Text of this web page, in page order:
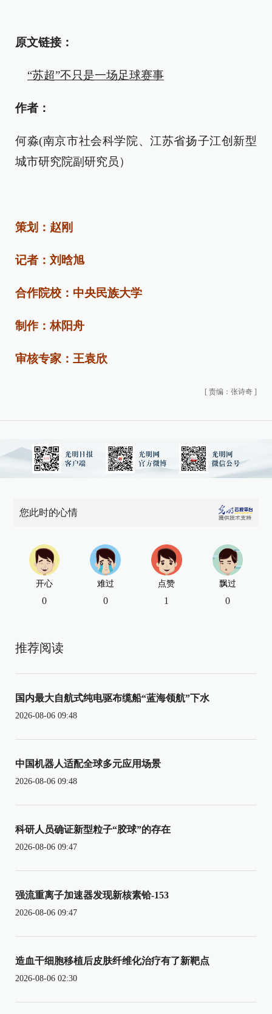
原文链接：
“苏超”不只是一场足球赛事
作者：
何淼(南京市社会科学院、江苏省扬子江创新型
城市研究院副研究员）
策划：赵刚
记者：刘晗旭
合作院校：中央民族大学
制作：林阳舟
审核专家：王袁欣
[ 责编：张诗奇 ]
您此时的心情
开心
0
难过
0
点赞
1
飘过
0
推荐阅读
国内最大自航式纯电驱布缆船“蓝海领航”下水
2026-08-06 09:48
中国机器人适配全球多元应用场景
2026-08-06 09:48
科研人员确证新型粒子“胶球”的存在
2026-08-06 09:47
强流重离子加速器发现新核素铪-153
2026-08-06 09:47
造血干细胞移植后皮肤纤维化治疗有了新靶点
2026-08-06 02:30